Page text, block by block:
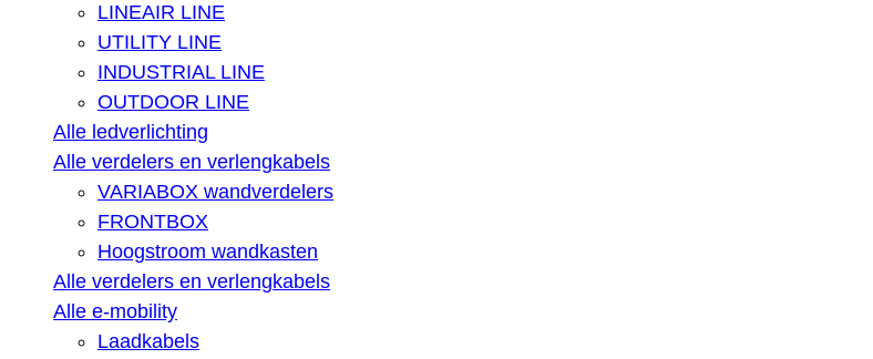
LINEAIR LINE
UTILITY LINE
INDUSTRIAL LINE
OUTDOOR LINE
Alle ledverlichting
Alle verdelers en verlengkabels
VARIABOX wandverdelers
FRONTBOX
Hoogstroom wandkasten
Alle verdelers en verlengkabels
Alle e-mobility
Laadkabels